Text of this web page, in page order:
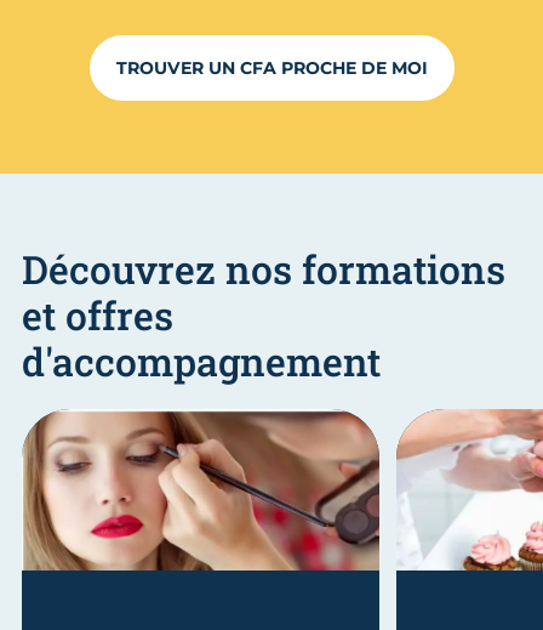
TROUVER UN CFA PROCHE DE MOI
Découvrez nos formations
et offres
d'accompagnement